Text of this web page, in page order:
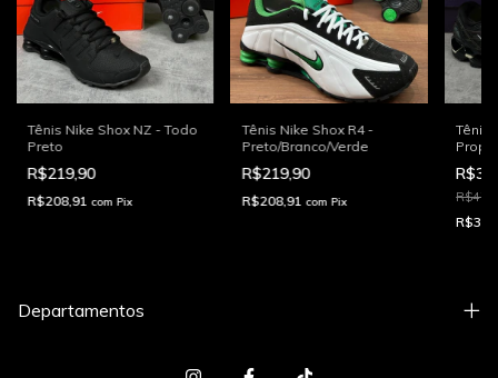
Tênis Nike Shox NZ - Todo
Preto
R$219,90
R$208,91 com Pix
Tênis Nike Shox R4 -
Preto/Branco/Verde
R$219,90
R$208,91 com Pix
Tênis
Departamentos